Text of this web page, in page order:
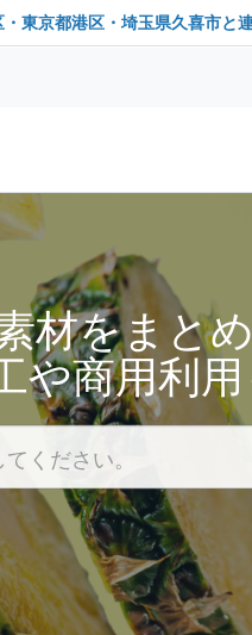
東京都港区・埼玉県久喜市と
材をまと
や商用利